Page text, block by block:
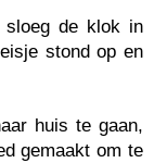
sloeg de klok in
stond op en
huis te gaan,
gemaakt om te